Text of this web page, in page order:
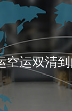
空运双清